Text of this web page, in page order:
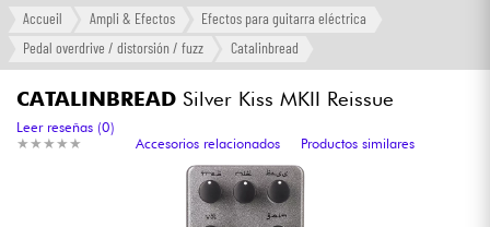
Langue
Ampli & Efectos
Accueil Ampli & Efectos
Efectos para guitarra eléctrica
Pedal overdrive / distorsión / fuzz
Catalinbread
CATALINBREAD Silver Kiss MKII Reissue
★ ★ ★ ★ ★
★ ★ ★ ★ ★
Leer reseñas (0)
Accesorios relacionados
Productos similares